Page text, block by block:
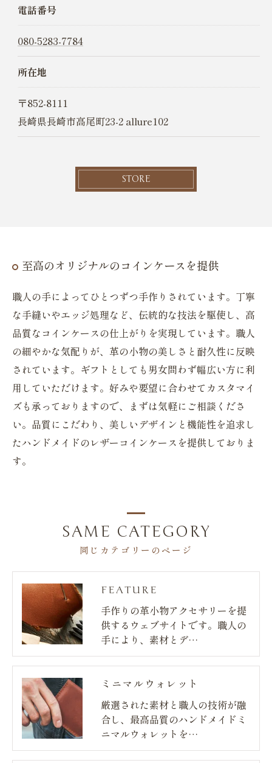
電話番号
080-5283-7784
所在地
〒852-8111
長崎県長崎市高尾町23-2 allure102
STORE
至高のオリジナルのコインケースを提供
職人の手によってひとつずつ手作りされています。丁寧
な手縫いやエッジ処理など、伝統的な技法を駆使し、高
品質なコインケースの仕上がりを実現しています。職人
の細やかな気配りが、革の小物の美しさと耐久性に反映
されています。ギフトとしても男女問わず幅広い方に利
用していただけます。好みや要望に合わせてカスタマイ
ズも承っておりますので、まずは気軽にご相談くださ
い。品質にこだわり、美しいデザインと機能性を追求し
たハンドメイドのレザーコインケースを提供しておりま
す。
同じカテゴリーのページ
SAME CATEGORY
FEATURE
手作りの革小物アクセサリーを提
供するウェブサイトです。職人の
手により、素材とデ…
ミニマルウォレット
厳選された素材と職人の技術が融
合し、最高品質のハンドメイドミ
ニマルウォレットを…